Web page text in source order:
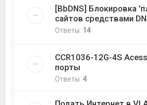
[BbDNS] Блокировка
сайтов средствами
Ответы: 14
CCR1036-12G-4S
порты
Ответы:4